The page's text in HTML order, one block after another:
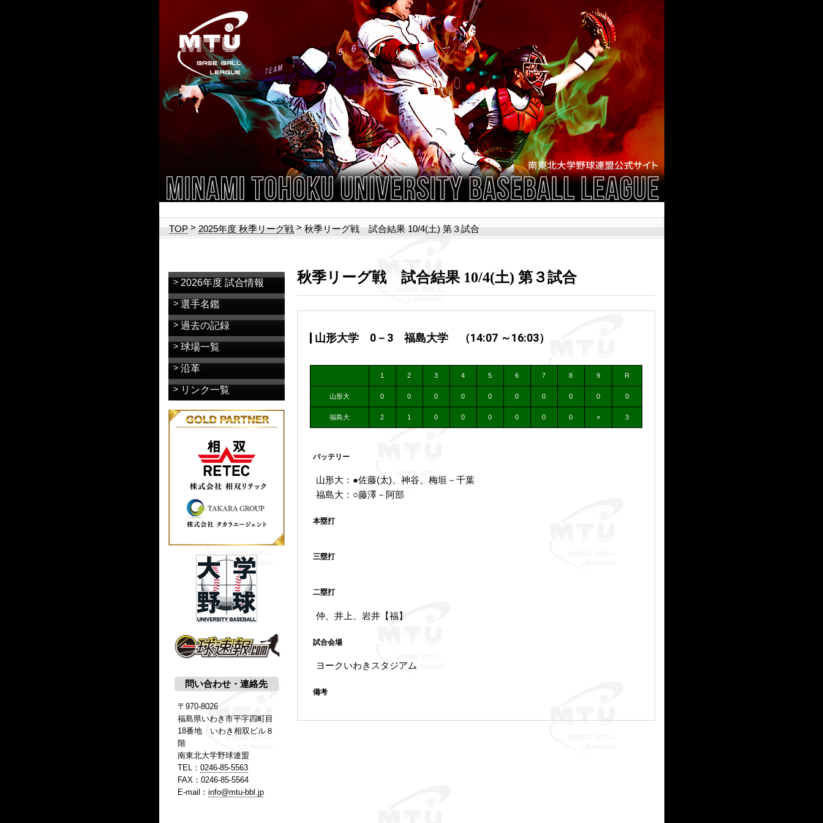
TOP> 2025年度 秋季リーグ戦 > 秋季リーグ戦 試合結果 10/4(土) 第３試合
秋季リーグ戦 試合結果 10/4(土) 第３試合
山形大学 0－3 福島大学 （14:07 ～16:03）
1 2 3 4 5 6 7 8 9 R
山形大 0 0 0 0 0 0 0 0 0 0
福島大 2 1 0 0 0 0 0 0 × 3
バッテリー
山形大：●佐藤(太)、神谷、梅垣－千葉
福島大：○藤澤－阿部
本塁打
三塁打
二塁打
仲、井上、岩井【福】
試合会場
ヨークいわきスタジアム
備考
2026年度 試合情報
選手名鑑
過去の記録
球場一覧
沿革
リンク一覧
問い合わせ・連絡先
〒970-8026
福島県いわき市平字四町目
18番地 いわき相双ビル８
階
南東北大学野球連盟
TEL： 0246-85-5563
FAX：0246-85-5564
E-mail： info@mtu-bbl.jp